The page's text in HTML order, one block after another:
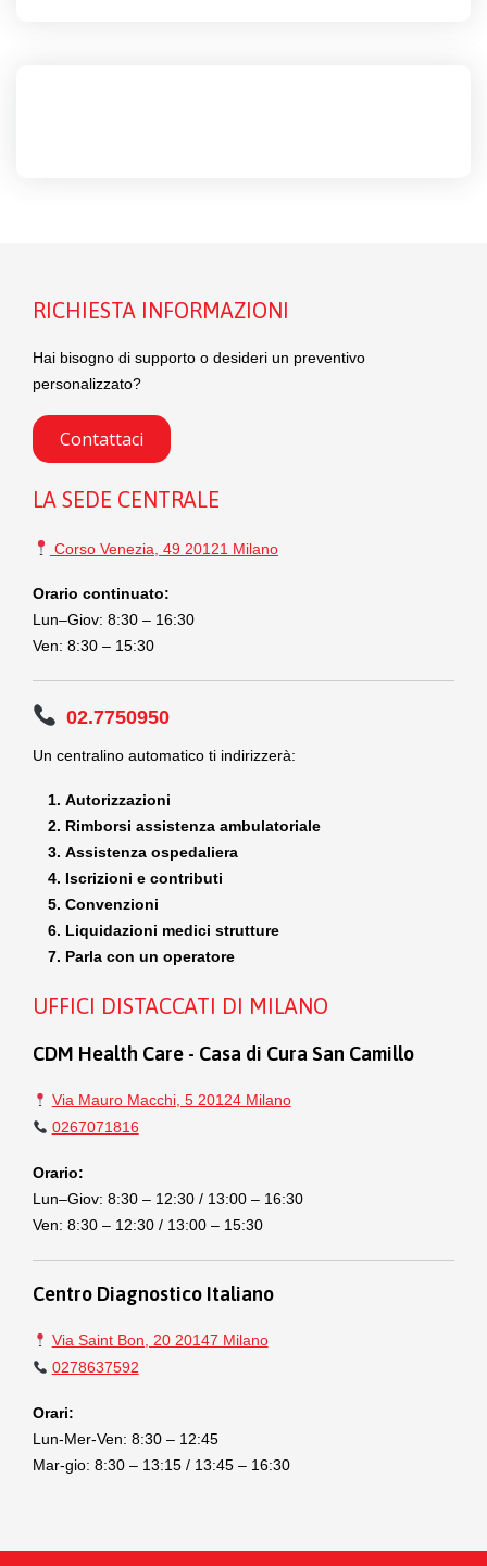
RICHIESTA INFORMAZIONI
Hai bisogno di supporto o desideri un preventivo
personalizzato?
Contattaci
LA SEDE CENTRALE
Corso Venezia, 49 20121 Milano
Orario continuato:
Lun–Giov: 8:30 – 16:30
Ven: 8:30 – 15:30
02.7750950
Un centralino automatico ti indirizzerà:
Autorizzazioni
Rimborsi assistenza ambulatoriale
Assistenza ospedaliera
Iscrizioni e contributi
Convenzioni
Liquidazioni medici strutture
Parla con un operatore
UFFICI DISTACCATI DI MILANO
CDM Health Care - Casa di Cura San Camillo
Via Mauro Macchi, 5 20124 Milano
0267071816
Orario:
Lun–Giov: 8:30 – 12:30 / 13:00 – 16:30
Ven: 8:30 – 12:30 / 13:00 – 15:30
Centro Diagnostico Italiano
Via Saint Bon, 20 20147 Milano
0278637592
Orari:
Lun-Mer-Ven: 8:30 – 12:45
Mar-gio: 8:30 – 13:15 / 13:45 – 16:30